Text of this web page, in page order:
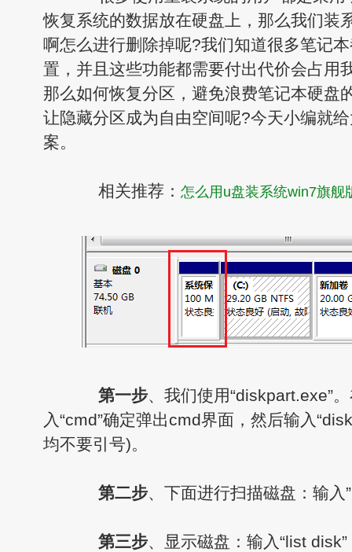
恢复系统的数据放在硬盘上，那么我们装
啊怎么进行删除掉呢?我们知道很多笔记
置，并且这些功能都需要付出代价会占用
那么如何恢复分区，避免浪费笔记本硬盘
让隐藏分区成为自由空间呢?今天小编就
案。
相关推荐： 怎么用u盘装系统win7旗舰
第一步、我们使用“diskpart.exe”
入“cmd”确定弹出cmd界面，然后输入
均不要引号)。
第二步、下面进行扫描磁盘：输入
第三步、显示磁盘：输入“list